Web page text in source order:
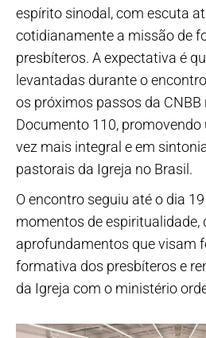
espírito sinodal, com escuta
cotidianamente a missão de
presbíteros. A expectativa é
levantadas durante o
os próximos passos da
Documento 110,
vez mais integral e em
pastorais da Igreja no Brasil.
O encontro seguiu até o dia
momentos de espiritualidade,
aprofundamentos que visam
formativa dos presbíteros e
da Igreja com o ministério